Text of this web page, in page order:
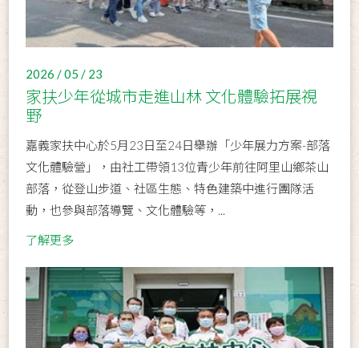
2026 / 05 / 23
家扶少年從城市走進山林 文化體驗拓展視
野
嘉義家扶中心於5月23日至24日舉辦「少年展力方案-部落
文化體驗營」，由社工帶領13位青少年前往阿里山鄉茶山
部落，從登山步道、社區生態、特色建築中進行團隊活
動，也參與部落導覽、文化體驗等，...
了解更多